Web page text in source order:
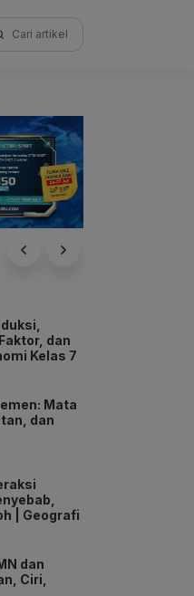
dan
Kelas 7
Mata
dan
| Geografi
dan
Ciri,